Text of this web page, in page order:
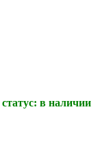
статус: в наличии